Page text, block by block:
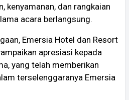
kenyamanan, dan rangkaian
acara berlangsung.
Emersia Hotel dan Resort
apresiasi kepada
yang telah memberikan
terselenggaranya Emersia